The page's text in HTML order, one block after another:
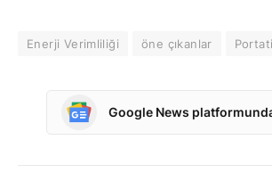
Enerji Verimliliği öne çıkanlar
Google News